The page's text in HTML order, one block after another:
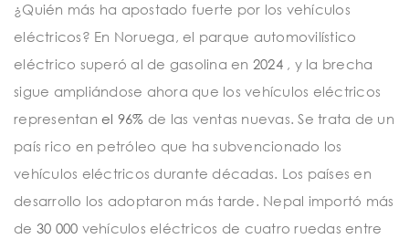
¿Quién más ha apostado fuerte por los vehículos
eléctricos? En Noruega, el parque automovilístico
eléctrico superó al de gasolina en 2024, y la brecha
sigue ampliándose ahora que los vehículos eléctricos
representan el 96% de las ventas nuevas. Se trata de un
país rico en petróleo que ha subvencionado los
vehículos eléctricos durante décadas. Los países en
desarrollo los adoptaron más tarde. Nepal importó más
de 30 000 vehículos eléctricos de cuatro ruedas entre